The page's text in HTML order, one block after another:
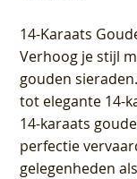
14-Karaats
Verhoog je stijl
gouden
tot elegante 14-
14-karaats
perfectie
gelegenheden